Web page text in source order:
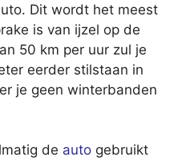
Dit wordt het meest
is van ijzel op de
50 km per uur zul je
eerder stilstaan in
je geen winterbanden
de auto gebruikt